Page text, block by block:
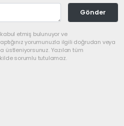
Gönder
kabul etmiş bulunuyor ve
yorumunuzla ilgili doğrudan veya
üstleniyorsunuz. Yazılan tüm
sorumlu tutulamaz.